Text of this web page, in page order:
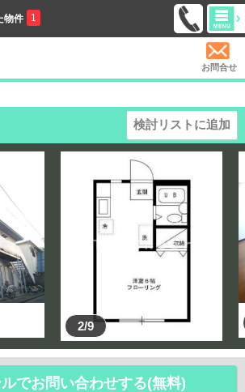
物件 1
お問合せ
検討リストに追加
2/9
ルでお問い合わせする(無料)